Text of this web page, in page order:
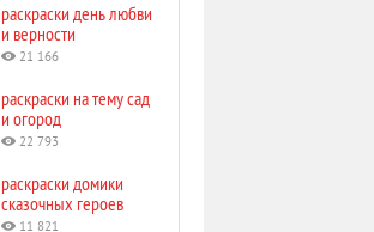
раскраски день любви
и верности
21 166
раскраски на тему сад
и огород
22 793
раскраски домики
сказочных героев
11 821